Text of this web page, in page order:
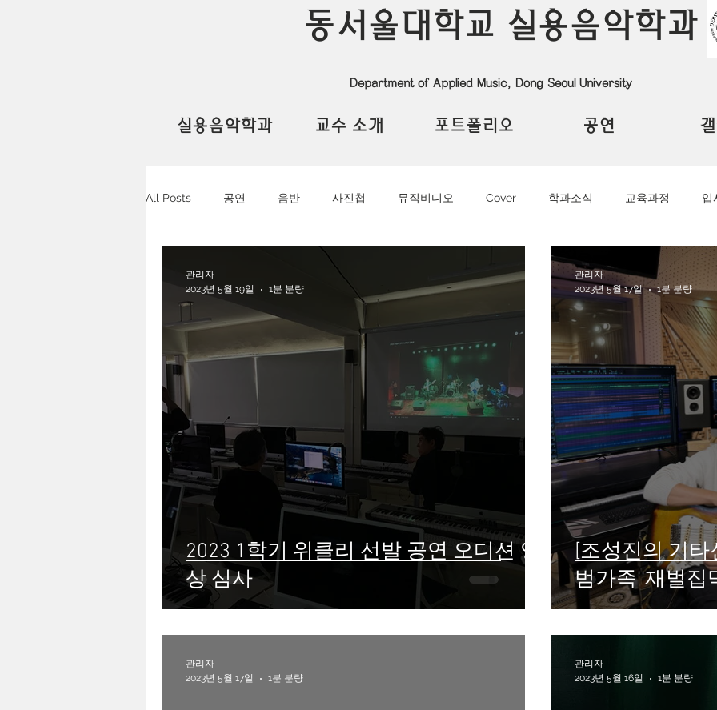
동서울대학교 실용음악학과
Department of Applied Music, Dong Seoul University
실용음악학과 교수 소개 포트폴리오 공연
All Posts 공연 음반 사진첩 뮤직비디오 Cover 학과소식 교육과정 입
2023 1학기 위클리 선발 공연 오디션 영
상 심사
관리자
2023년 5월 19일
1분 분량
[조성진의 기
범가족''재벌집
관리자
2023년 5월 17일
1분 분량
관리자
2023년 5월 17일
1분 분량
관리자
2023년 5월 16일
1분 분량